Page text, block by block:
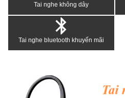
Tai nghe không dây
Tai nghe bluetooth khuyến mãi